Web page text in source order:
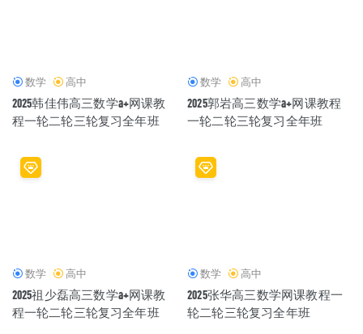
数学 高中
2025韩佳伟高三数学a+网课教
程一轮二轮三轮复习全年班
数学 高中
2025郭岩高三数学a+网课教程
一轮二轮三轮复习全年班
数学 高中
2025祖少磊高三数学a+网课教
程一轮二轮三轮复习全年班
数学 高中
2025张华高三数学网课教程一
轮二轮三轮复习全年班